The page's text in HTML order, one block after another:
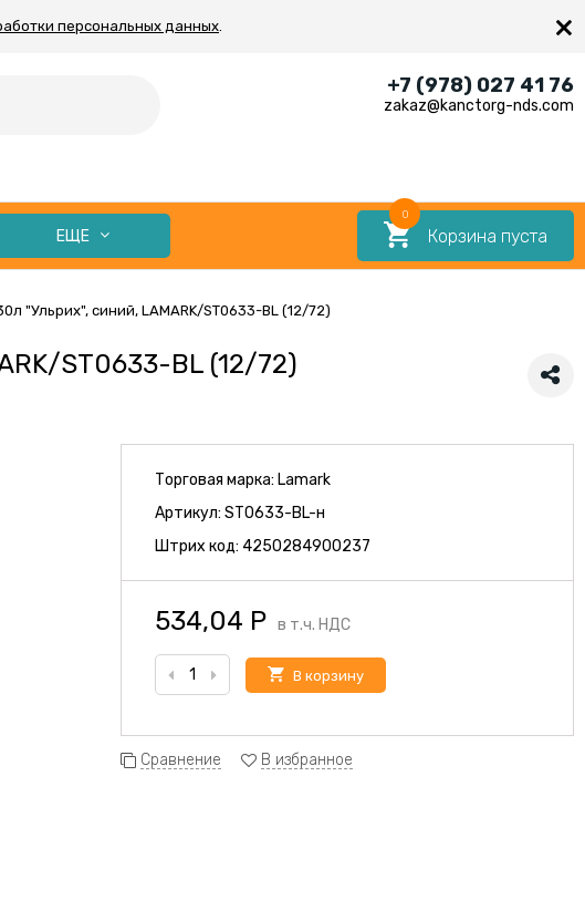
персональных данных. ×
+7 (978) 027 41 76
zakaz@kanctorg-nds.com
Корзина пуста
0
ЕЩЕ
"Ульрих", синий, LAMARK/ST0633-BL (12/72)
ST0633-BL (12/72)
Торговая марка: Lamark
Артикул:ST0633-BL-н
Штрих код:4250284900237
534,04 Р в т.ч. НДС
В корзину
Сравнение В избранное